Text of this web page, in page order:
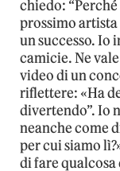
chiedo:
prossimo artista
un successo. Io
camicie. Ne
video di un
riflettere: «Ha
divertendo”. Io
neanche come
per cui siamo
di fare